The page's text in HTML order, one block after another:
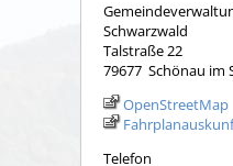
Schwarzwald
Talstraße 22
79677 Schönau im
OpenStreetMap
Telefon